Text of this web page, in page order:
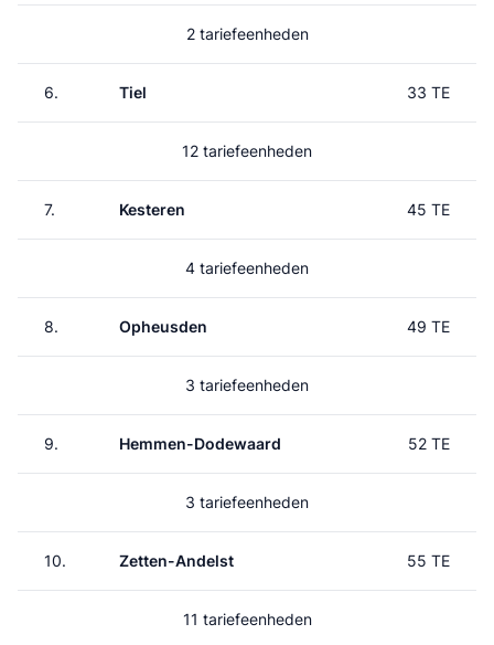
2 tariefeenheden
6. Tiel 33 TE
12 tariefeenheden
7. Kesteren 45 TE
4 tariefeenheden
8. Opheusden 49 TE
3 tariefeenheden
9. Hemmen-Dodewaard 52 TE
3 tariefeenheden
10. Zetten-Andelst 55 TE
11 tariefeenheden